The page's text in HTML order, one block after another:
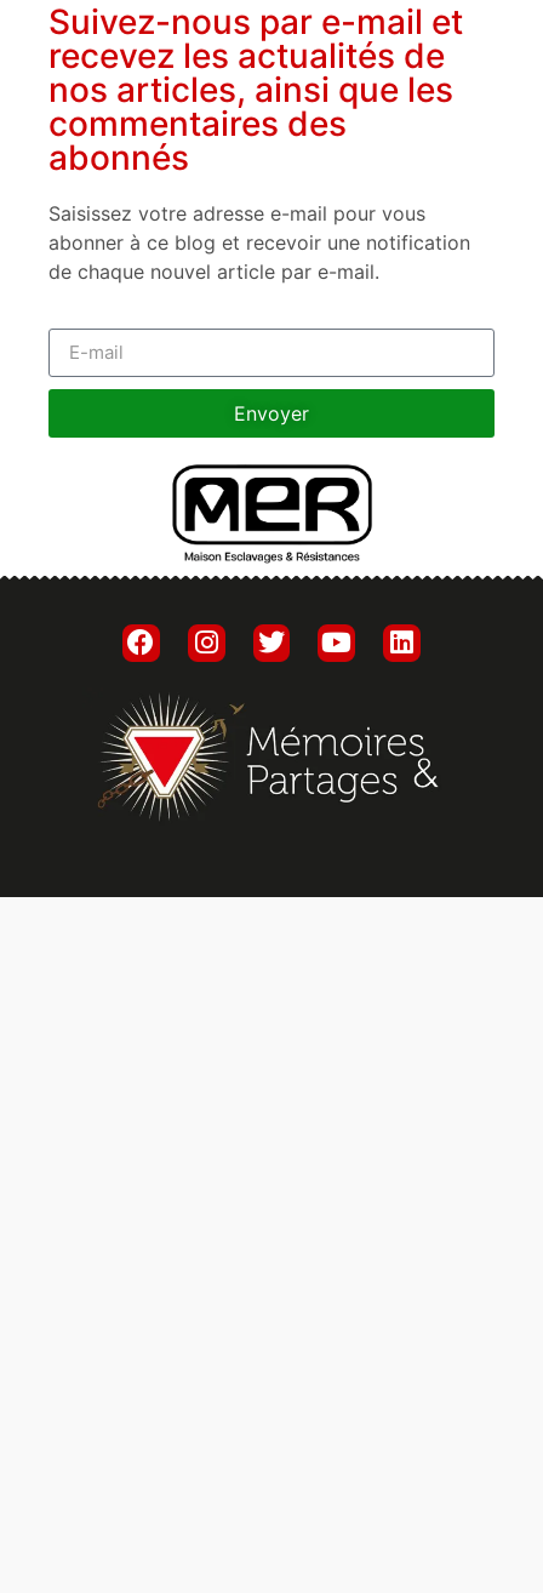
Suivez-nous par e-mail et
recevez les actualités de
nos articles, ainsi que les
commentaires des
abonnés
Saisissez votre adresse e-mail pour vous
abonner à ce blog et recevoir une notification
de chaque nouvel article par e-mail.
Envoyer